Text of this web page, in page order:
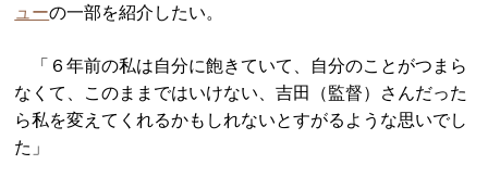
ューの一部を紹介したい。
「６年前の私は自分に飽きていて、自分のことがつまら
なくて、このままではいけない、吉田（監督）さんだった
ら私を変えてくれるかもしれないとすがるような思いでし
た」